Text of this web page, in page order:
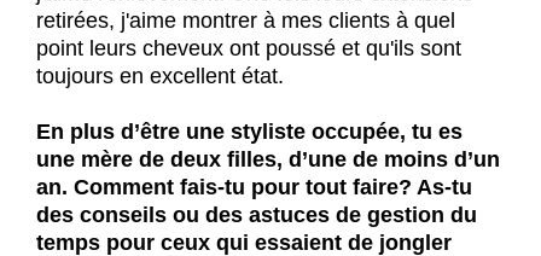
retirées, j'aime montrer à mes clients à quel
point leurs cheveux ont poussé et qu'ils sont
toujours en excellent état.
En plus d’être une styliste occupée, tu es
une mère de deux filles, d’une de moins d’un
an. Comment fais-tu pour tout faire? As-tu
des conseils ou des astuces de gestion du
temps pour ceux qui essaient de jongler